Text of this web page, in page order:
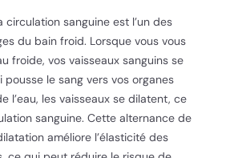
circulation sanguine est l’un des
du bain froid. Lorsque vous vous
froide, vos vaisseaux sanguins se
le sang vers vos organes
l’eau, les vaisseaux se dilatent, ce
sanguine. Cette alternance de
améliore l’élasticité des